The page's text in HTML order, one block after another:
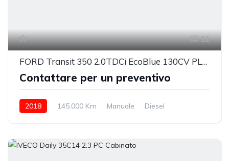
12
FORD Transit 350 2.0TDCi EcoBlue 130CV PL-RG DoppiaCab
Contattare per un preventivo
2018 145.000 Km Manuale
Diesel